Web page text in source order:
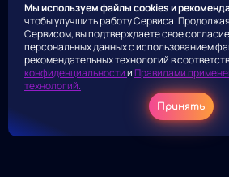
Мы используем файлы cookies и
чтобы улучшить работу Сервиса.
Сервисом, вы подтверждаете свое
персональных данных с использованием
рекомендательных технологий в
конфиденциальностии Правилами
технологий.
Принять